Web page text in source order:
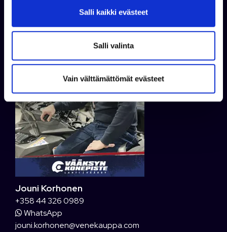
Salli kaikki evästeet
Salli valinta
Vain välttämättömät evästeet
Jouni Korhonen
+358 44 326 0989
WhatsApp
jouni.korhonen@venekauppa.com